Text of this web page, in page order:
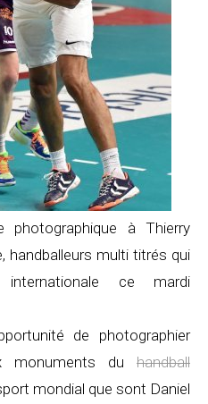
à Thierry
handballeurs multi titrés qui
ce mardi
de photographier
monuments du handball
mondial que sont Daniel